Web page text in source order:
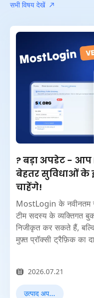
पिछला सप्ताह
पिछला महीना
सभी विषय देखें
? बड़ा अपडेट -
बेहतर सुविधाओं के
चाहेंगे!
MostLogin के
टीम सदस्य के व्यक्तिगत
निजीकृत कर सकते हैं,
मुफ़्त प्रॉक्सी ट्रैफ़िक का
2026.07.21
उत्पाद अपडेट्स